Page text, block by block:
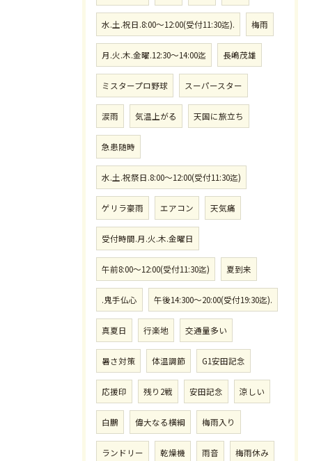
水.土.祝日.8:00〜12:00(受付11:30迄). 梅雨
月.火.木.金曜.12:30〜14:00迄 長嶋茂雄
ミスタープロ野球 スーパースター
涙雨 気温上がる 天国に旅立ち
急患随時
水.土.祝祭日.8:00〜12:00(受付11:30迄)
ゲリラ豪雨 エアコン 天気痛
受付時間.月.火.木.金曜日
午前8:00〜12:00(受付11:30迄) 夏到来
.鬼手仏心 午後14:300〜20:00(受付19:30迄).
真夏日 行楽地 交通量多い
暑さ対策 体温調節 G1安田記念
応援印 残り2戦 安田記念 涼しい
白鵬 偉大なる横綱 梅雨入り
ランドリー 乾燥機 雨音 梅雨休み